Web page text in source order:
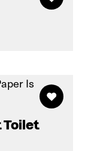
Toilet